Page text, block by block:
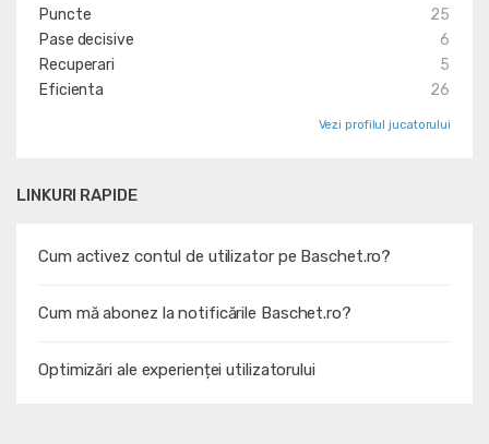
Puncte
25
Pase decisive
6
Recuperari
5
Eficienta
26
Vezi profilul jucatorului
LINKURI RAPIDE
Cum activez contul de utilizator pe Baschet.ro?
Cum mă abonez la notificările Baschet.ro?
Optimizări ale experienței utilizatorului